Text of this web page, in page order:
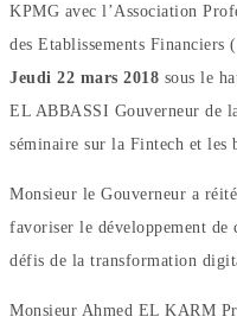
KPMG avec l’Association
des Etablissements
Jeudi 22 mars 2018 sous le
EL ABBASSI Gouverneur de
séminaire sur la Fintech et les
Monsieur le Gouverneur a
favoriser le développement de
défis de la transformation
Monsieur Ahmed EL KARM